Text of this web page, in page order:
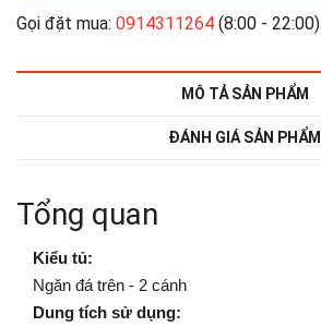
Gọi đặt mua: 0914311264 (8:00 - 22:00)
MÔ TẢ SẢN PHẨM
ĐÁNH GIÁ SẢN PHẨM
Tổng quan
Kiểu tủ:
Ngăn đá trên - 2 cánh
Dung tích sử dụng: